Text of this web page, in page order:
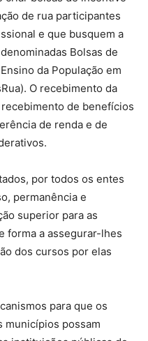
de rua participantes
e que busquem a
Bolsas de
da População em
O recebimento da
de benefícios
de renda e de
por todos os entes
permanência e
superior para as
forma a assegurar-lhes
dos cursos por elas
para que os
municípios possam